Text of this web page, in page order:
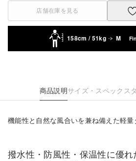
店舗在庫を見る
158cm / 51kg M
商品説明サイズ・スペック ス
機能性と自然な風合いを兼ね備えた軽量
撥水性・防風性・保温性に優れ